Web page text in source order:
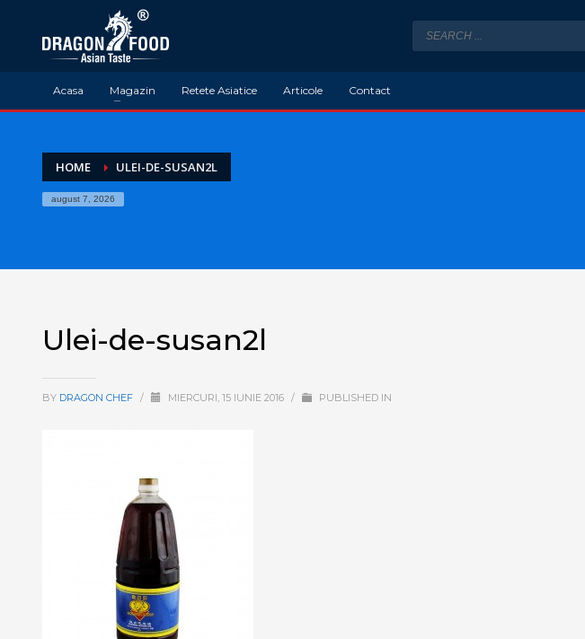
Acasa Magazin Retete Asiatice Articole Contact
HOME ULEI-DE-SUSAN2L
august 7, 2026
Ulei-de-susan2l
BY DRAGON CHEF / MIERCURI, 15 IUNIE 2016 / PUBLISHED IN